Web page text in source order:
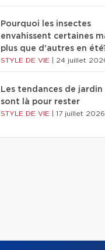
Pourquoi les insectes
envahissent certaines
plus que d'autres en
STYLE DE VIE 24 juillet
Les tendances de jardin
sont là pour rester
STYLE DE VIE 17 juillet 2026